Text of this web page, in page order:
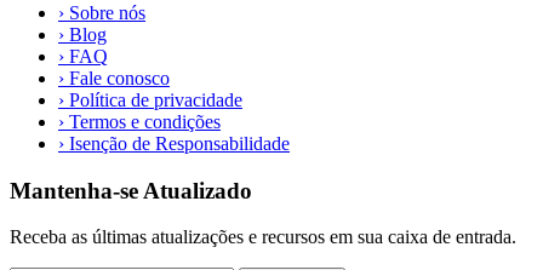
› Sobre nós
› Blog
› FAQ
› Fale conosco
› Política de privacidade
› Termos e condições
› Isenção de Responsabilidade
Mantenha-se Atualizado
Receba as últimas atualizações e recursos em sua caixa de entrada.